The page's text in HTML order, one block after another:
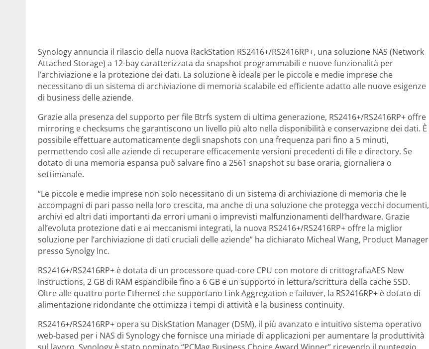
Synology annuncia il rilascio della nuova RackStation RS2416+/RS2416RP+, una soluzione NAS (Network
Attached Storage) a 12-bay caratterizzata da snapshot programmabili e nuove funzionalità per
l’archiviazione e la protezione dei dati. La soluzione è ideale per le piccole e medie imprese che
necessitano di un sistema di archiviazione di memoria scalabile ed efficiente adatto alle nuove esigenze
di business delle aziende.
Grazie alla presenza del supporto per file Btrfs system di ultima generazione, RS2416+/RS2416RP+ offre
mirroring e checksums che garantiscono un livello più alto nella disponibilità e conservazione dei dati. È
possibile effettuare automaticamente degli snapshots con una frequenza pari fino a 5 minuti,
permettendo così alle aziende di recuperare efficacemente versioni precedenti di file e directory. Se
dotato di una memoria espansa può salvare fino a 2561 snapshot su base oraria, giornaliera o
settimanale.
“Le piccole e medie imprese non solo necessitano di un sistema di archiviazione di memoria che le
accompagni di pari passo nella loro crescita, ma anche di una soluzione che protegga vecchi documenti,
archivi ed altri dati importanti da errori umani o imprevisti malfunzionamenti dell’hardware. Grazie
all’evoluta protezione dati e ai meccanismi integrati, la nuova RS2416+/RS2416RP+ offre la miglior
soluzione per l’archiviazione di dati cruciali delle aziende” ha dichiarato Micheal Wang, Product Manager
presso Synolgy Inc.
RS2416+/RS2416RP+ è dotata di un processore quad-core CPU con motore di crittografiaAES New
Instructions, 2 GB di RAM espandibile fino a 6 GB e un supporto in lettura/scrittura della cache SSD.
Oltre alle quattro porte Ethernet che supportano Link Aggregation e failover, la RS2416RP+ è dotato di
alimentazione ridondante che ottimizza i tempi di attività e la business continuity.
RS2416+/RS2416RP+ opera su DiskStation Manager (DSM), il più avanzato e intuitivo sistema operativo
web-based per i NAS di Synology che fornisce una miriade di applicazioni per aumentare la produttività